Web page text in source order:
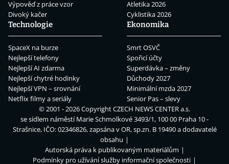
Výpověď z práce vzor
Divoký kačer
Atletika 2026
Cyklistika 2026
Technologie
SpaceX na burze
Nejlepší telefony
Nejlepší AI zdarma
Nejlepší chytré hodinky
Nejlepší VPN – srovnání
Netflix filmy a seriály
Ekonomika
Smrt OSVČ
Spořicí účty
Superdávka – změny
Důchody 2027
Minimální mzda 2027
Senior Pas – slevy
© 2001 - 2026 CopyrightCZECH NEWS CENTER a.s.
se sídlem náměstí Marie Schmolkové 3493/1, 100 00 Praha 10 -
Strašnice, IČO: 02346826, zapsána v OR, sp.zn. B 19490 a dodavatelé
obsahu
Autorská práva k publikovaným materiálům
Podmínky pro užívání služby informační společnosti